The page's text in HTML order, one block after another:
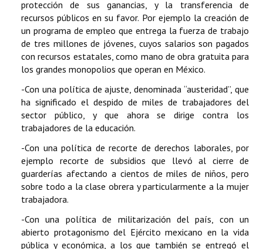
protección de sus ganancias, y la transferencia de
recursos públicos en su favor. Por ejemplo la creación de
un programa de empleo que entrega la fuerza de trabajo
de tres millones de jóvenes, cuyos salarios son pagados
con recursos estatales, como mano de obra gratuita para
los grandes monopolios que operan en México.
-Con una política de ajuste, denominada “austeridad”, que
ha significado el despido de miles de trabajadores del
sector público, y que ahora se dirige contra los
trabajadores de la educación.
-Con una política de recorte de derechos laborales, por
ejemplo recorte de subsidios que llevó al cierre de
guarderías afectando a cientos de miles de niños, pero
sobre todo a la clase obrera y particularmente a la mujer
trabajadora.
-Con una política de militarización del país, con un
abierto protagonismo del Ejército mexicano en la vida
pública y económica, a los que también se entregó el